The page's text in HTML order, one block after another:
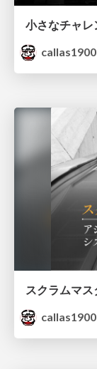
callas1900
callas1900